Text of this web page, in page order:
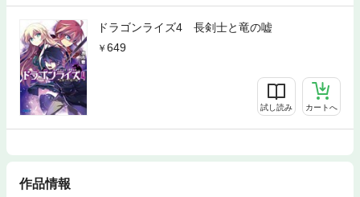
ドラゴンライズ4 長剣士と竜の嘘
649
試し読み カートへ
作品情報